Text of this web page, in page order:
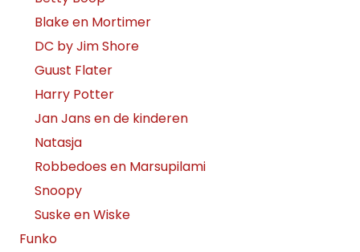
Blake en Mortimer
DC by Jim Shore
Guust Flater
Harry Potter
Jan Jans en de kinderen
Natasja
Robbedoes en Marsupilami
Snoopy
Suske en Wiske
Funko